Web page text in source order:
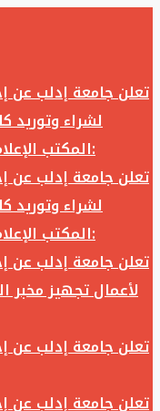
تعلن جامعة إدلب عن
لشراء وتوريد
المكتب الإعلامي في جامعة إدلب وفق الآتي:
تعلن جامعة إدلب عن
لشراء وتوريد
المكتب الإعلامي في جامعة إدلب وفق الآتي:
تعلن جامعة إدلب عن
لأعمال تجهيز مخبر
تعلن جامعة إدلب عن
تعلن جامعة إدلب عن